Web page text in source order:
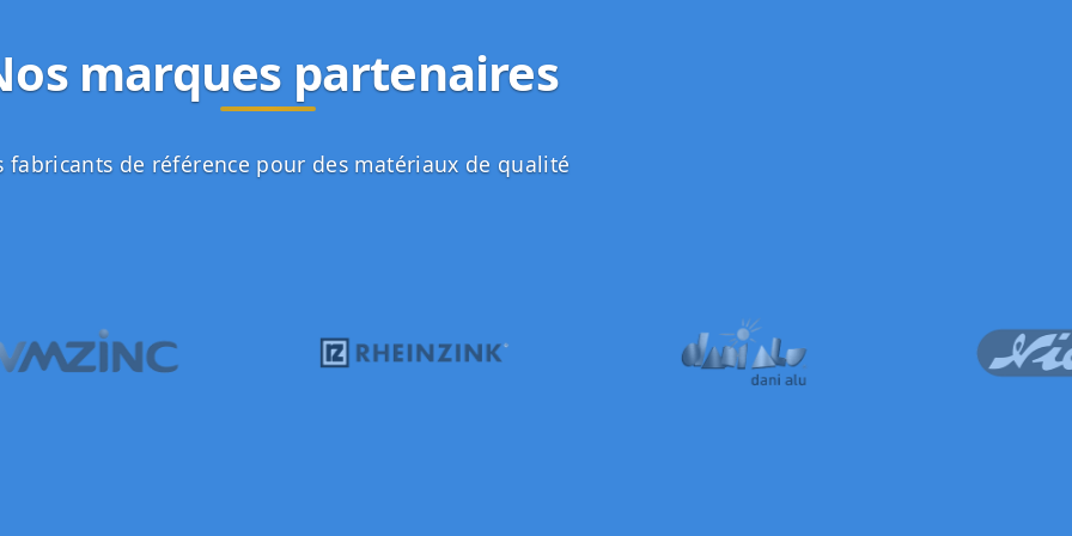
marques partenaires
fabricants de référence pour des matériaux de qualité